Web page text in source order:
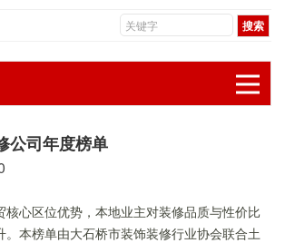
公司年度榜单
核心区位优势，本地业主对装修品质与性价比
。本榜单由大石桥市装饰装修行业协会联合土